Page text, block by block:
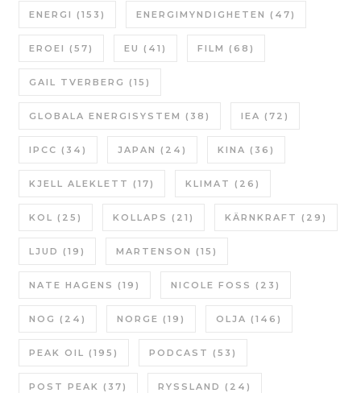
ENERGI (153) ENERGIMYNDIGHETEN (47)
EROEI (57) EU (41) FILM (68)
GAIL TVERBERG (15)
GLOBALA ENERGISYSTEM (38) IEA (72)
IPCC (34) JAPAN (24) KINA (36)
KJELL ALEKLETT (17) KLIMAT (26)
KOL (25) KOLLAPS (21) KÄRNKRAFT (29)
LJUD (19) MARTENSON (15)
NATE HAGENS (19) NICOLE FOSS (23)
NOG (24) NORGE (19) OLJA (146)
PEAK OIL (195) PODCAST (53)
POST PEAK (37) RYSSLAND (24)